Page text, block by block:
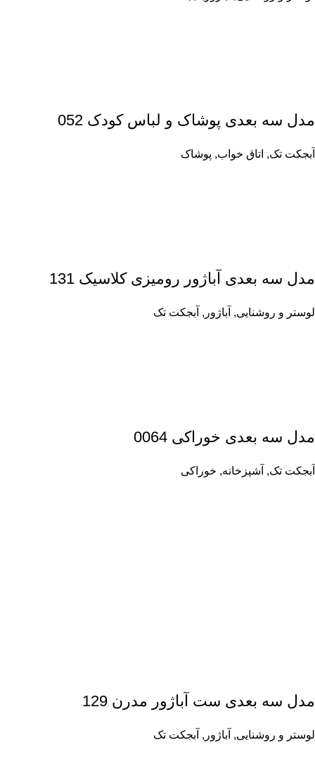
مدل سه بعدی پوشاک و لباس کودک 052
آبجکت تک, اتاق خواب, پوشاک
مدل سه بعدی آباژور رومیزی کلاسیک 131
لوستر و روشنایی, آباژور , آبجکت تک
مدل سه بعدی خوراکی 0064
آبجکت تک, آشپزخانه, خوراکی
مدل سه بعدی ست آباژور مدرن 129
لوستر و روشنایی, آباژور , آبجکت تک